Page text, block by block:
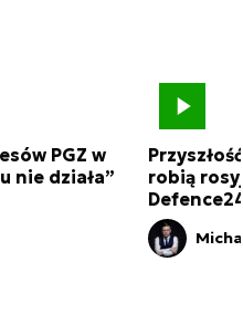
PGZ w
nie działa”
robią